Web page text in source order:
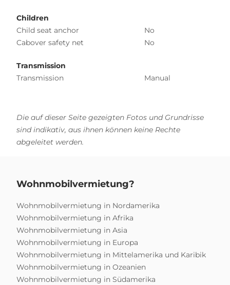
Children
Child seat anchor
No
Cabover safety net
No
Transmission
Transmission
Manual
Die auf dieser Seite gezeigten Fotos und Grundrisse
sind indikativ, aus ihnen können keine Rechte
abgeleitet werden.
Wohnmobilvermietung?
Wohnmobilvermietung in Nordamerika
Wohnmobilvermietung in Afrika
Wohnmobilvermietung in Asia
Wohnmobilvermietung in Europa
Wohnmobilvermietung in Mittelamerika und Karibik
Wohnmobilvermietung in Ozeanien
Wohnmobilvermietung in Südamerika